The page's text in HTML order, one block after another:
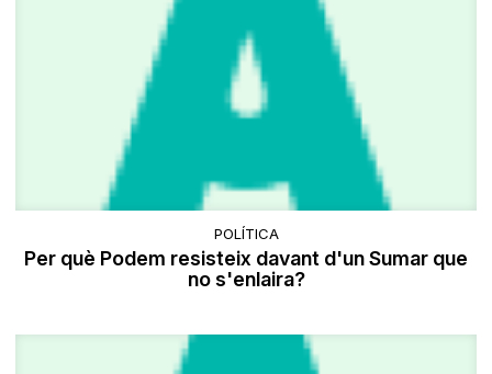
POLÍTICA
Per què Podem resisteix davant d'un Sumar que
no s'enlaira?